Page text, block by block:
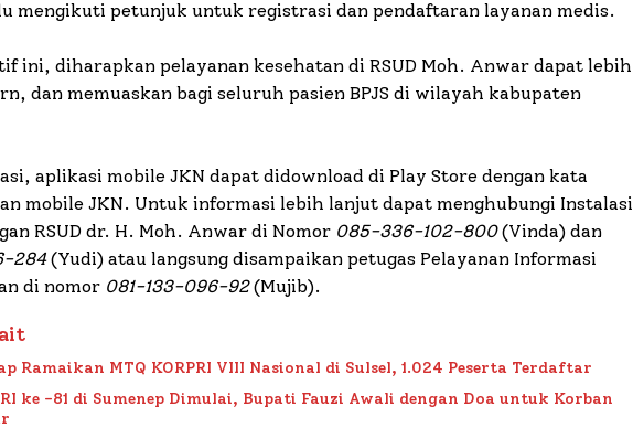
mengikuti petunjuk untuk registrasi dan pendaftaran layanan medis.
ini, diharapkan pelayanan kesehatan di RSUD Moh. Anwar dapat lebih
dan memuaskan bagi seluruh pasien BPJS di wilayah kabupaten
aplikasi mobile JKN dapat didownload di Play Store dengan kata
mobile JKN. Untuk informasi lebih lanjut dapat menghubungi Instalasi
RSUD dr. H. Moh. Anwar di Nomor 085-336-102-800(Vinda) dan
284(Yudi) atau langsung disampaikan petugas Pelayanan Informasi
di nomor 081-133-096-92(Mujib).
Ramaikan MTQ KORPRI VIII Nasional di Sulsel, 1.024 Peserta Terdaftar
ke -81 di Sumenep Dimulai, Bupati Fauzi Awali dengan Doa untuk Korban